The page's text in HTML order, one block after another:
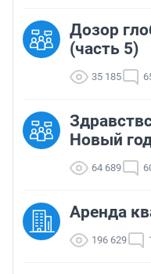
Дозор
(часть 5)
35 185
Новый
64 689
Аренда
196 629